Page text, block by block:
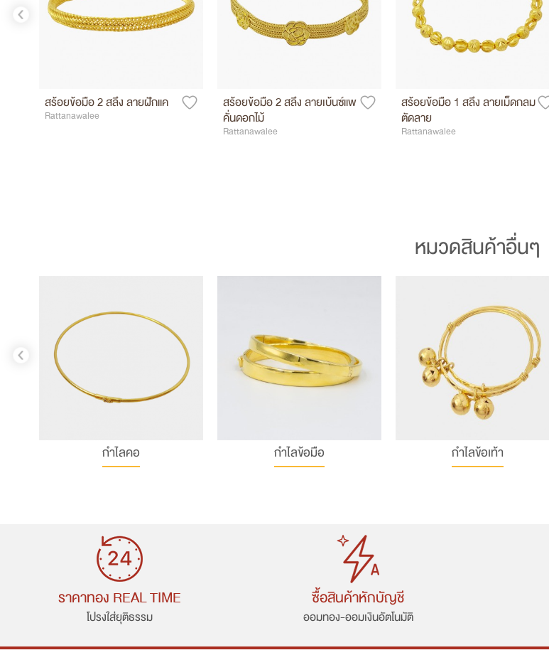
สร้อยข้อมือ 2 สลึง ลายฝักแค
Rattanawalee
สร้อยข้อมือ 2 สลึง ลายเบ้นซ์แพ
คั่นดอกไม้
Rattanawalee
สร้อยข้อมือ 1 สลึง ลายเม็ดกลม
ตัดลาย
Rattanawalee
หมวดสินค้าอื่นๆ
กำไลคอ กำไลข้อมือ กำไลข้อเท้า
ราคาทอง REAL TIME
โปรงใส่ยุติธรรม
ซื้อสินค้าหักบัญชี
ออมทอง-ออมเงินอัตโนมัติ